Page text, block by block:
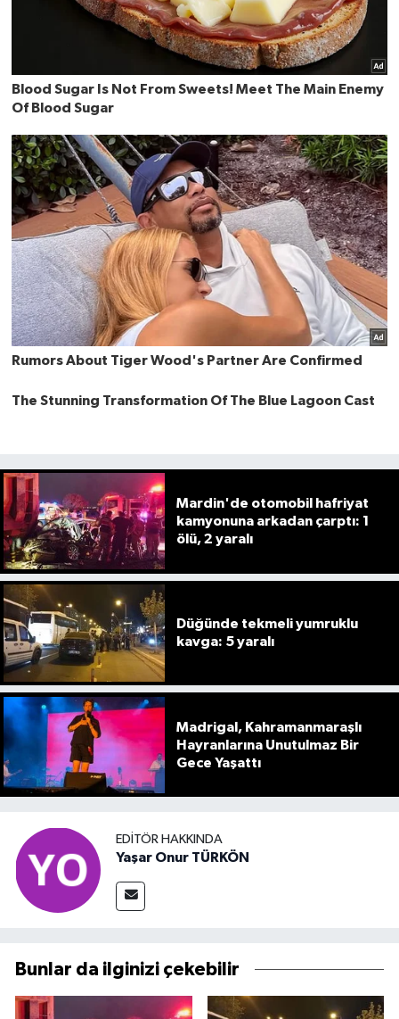
Mardin'de otomobil hafriyat
kamyonuna arkadan çarptı: 1
ölü, 2 yaralı
Düğünde tekmeli yumruklu
kavga: 5 yaralı
Madrigal, Kahramanmaraşlı
Hayranlarına Unutulmaz Bir
Gece Yaşattı
EDITÖR HAKKINDA
Yaşar Onur TÜRKÖN
Bunlar da ilginizi çekebilir